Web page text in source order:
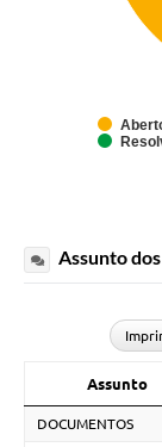
Assunto
Assunto
DOCUMENTOS